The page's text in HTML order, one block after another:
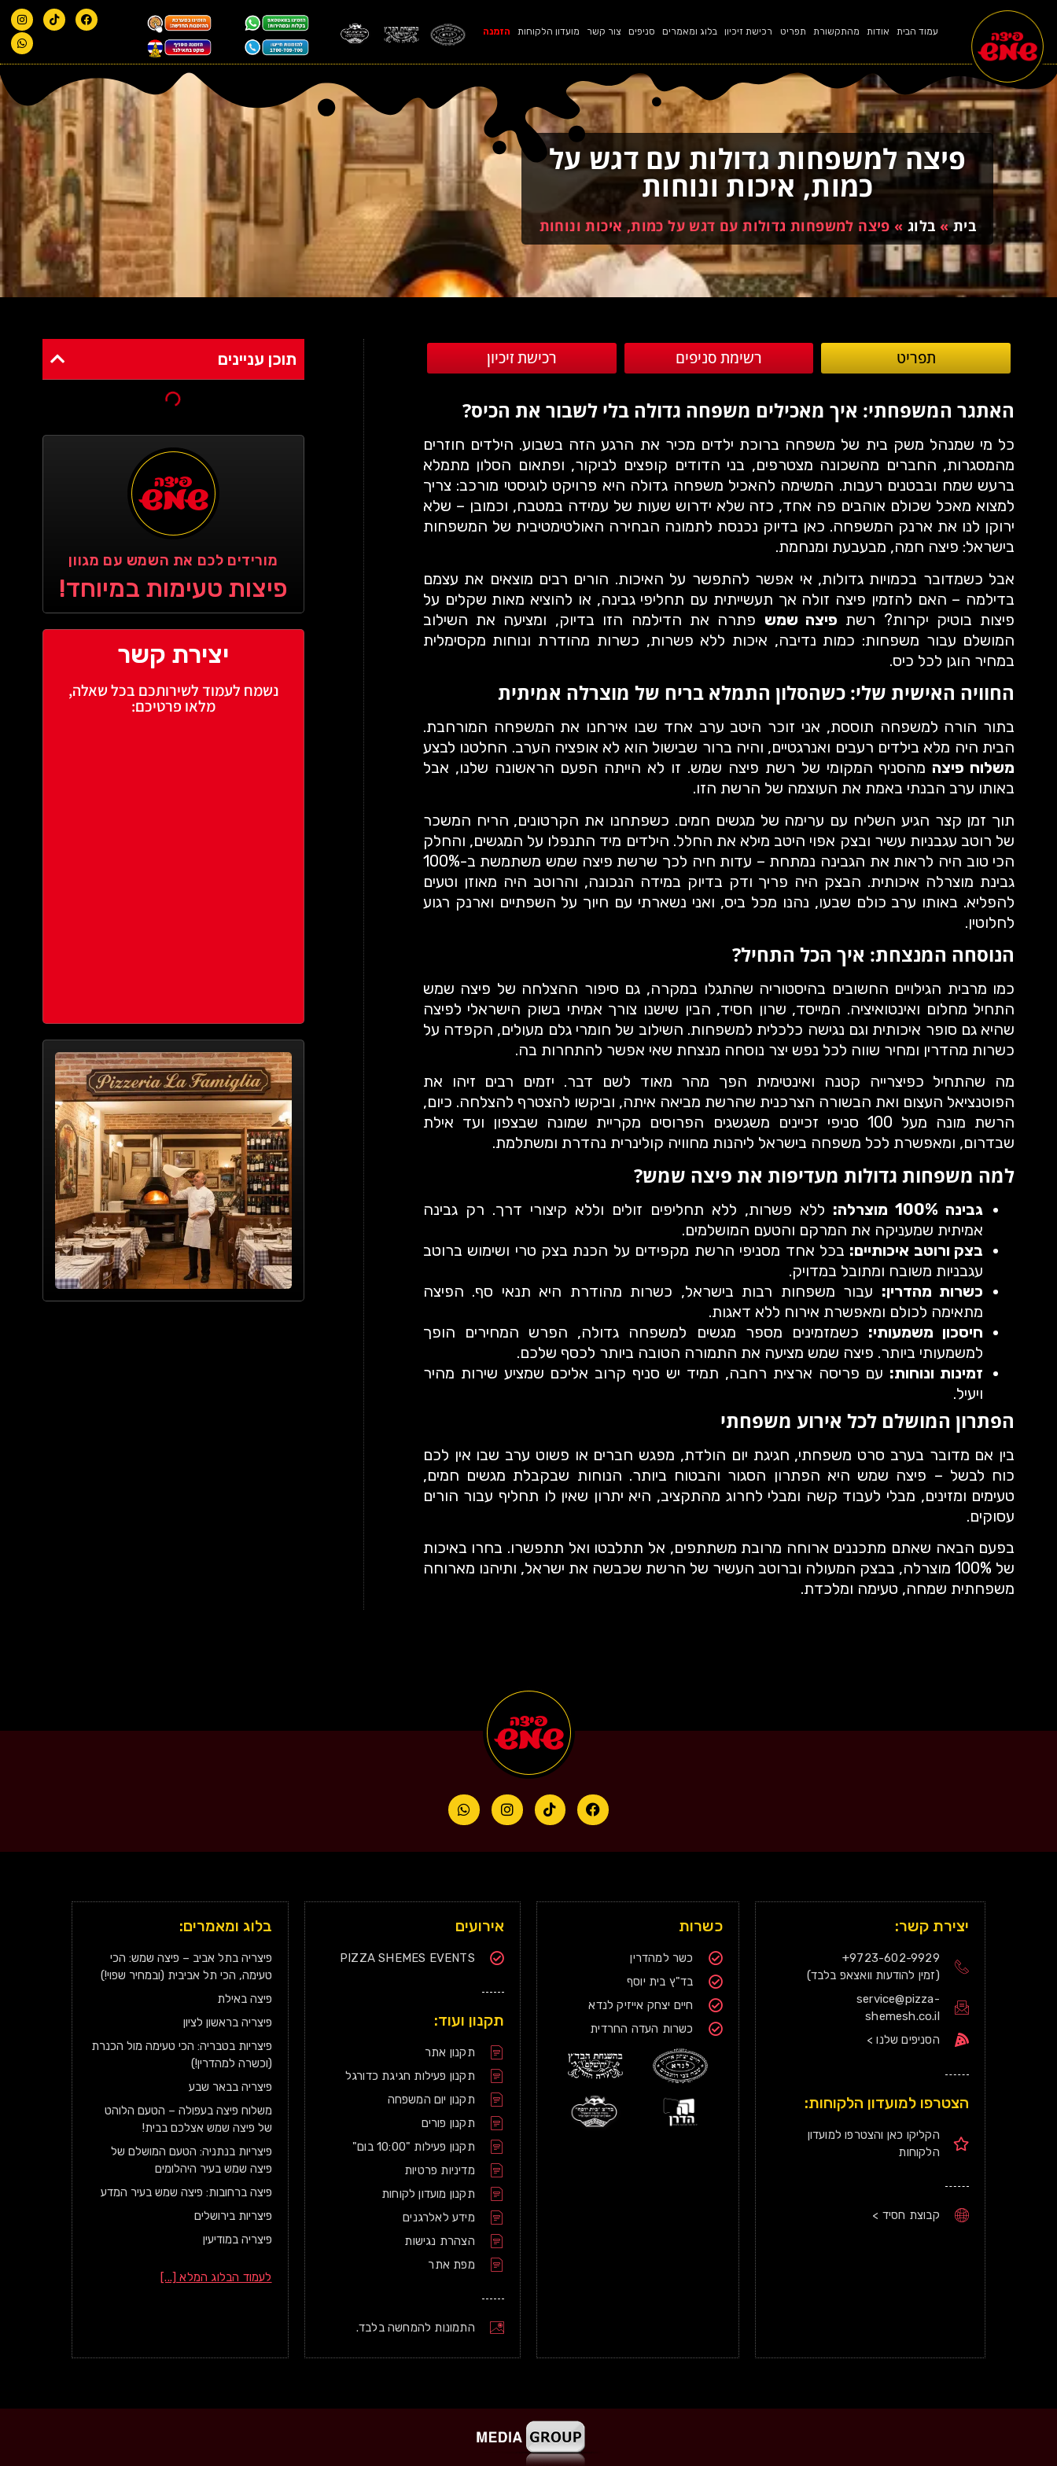
עמוד הבית אודות מהתקשורת תפריט רכישת זיכיון בלוג ומאמרים סניפים צור קשר מועדון הלקוחות הזמנה
פיצה למשפחות גדולות עם דגש על
כמות, איכות ונוחות
בית» בלוג» פיצה למשפחות גדולות עם דגש על כמות, איכות ונוחות
תפריט רשימת סניפים רכישת זיכיון
האתגר המשפחתי: איך מאכילים משפחה גדולה בלי לשבור את הכיס?
כל מי שמנהל משק בית של משפחה ברוכת ילדים מכיר את הרגע הזה בשבוע. הילדים חוזרים
מהמסגרות, החברים מהשכונה מצטרפים, בני הדודים קופצים לביקור, ופתאום הסלון מתמלא
ברעש שמח ובבטנים רעבות. המשימה להאכיל משפחה גדולה היא פרויקט לוגיסטי מורכב: צריך
למצוא מאכל שכולם אוהבים פה אחד, כזה שלא ידרוש שעות של עמידה במטבח, וכמובן – שלא
ירוקן לנו את ארנק המשפחה. כאן בדיוק נכנסת לתמונה הבחירה האולטימטיבית של המשפחות
בישראל: פיצה חמה, מבעבעת ומנחמת.
אבל כשמדובר בכמויות גדולות, אי אפשר להתפשר על האיכות. הורים רבים מוצאים את עצמם
בדילמה – האם להזמין פיצה זולה אך תעשייתית עם תחליפי גבינה, או להוציא מאות שקלים על
פיצות בוטיק יקרות? רשת פיצה שמש פתרה את הדילמה הזו בדיוק, ומציעה את השילוב
המושלם עבור משפחות: כמות נדיבה, איכות ללא פשרות, כשרות מהודרת ונוחות מקסימלית
במחיר הוגן לכל כיס.
החוויה האישית שלי: כשהסלון התמלא בריח של מוצרלה אמיתית
בתור הורה למשפחה תוססת, אני זוכר היטב ערב אחד שבו אירחנו את המשפחה המורחבת.
הבית היה מלא בילדים רעבים ואנרגטיים, והיה ברור שבישול הוא לא אופציה הערב. החלטנו לבצע
משלוח פיצה מהסניף המקומי של רשת פיצה שמש. זו לא הייתה הפעם הראשונה שלנו, אבל
באותו ערב הבנתי באמת את העוצמה של הרשת הזו.
תוך זמן קצר הגיע השליח עם ערימה של מגשים חמים. כשפתחנו את הקרטונים, הריח המשכר
של רוטב עגבניות עשיר ובצק אפוי היטב מילא את החלל. הילדים מיד התנפלו על המגשים, והחלק
הכי טוב היה לראות את הגבינה נמתחת – עדות חיה לכך שרשת פיצה שמש משתמשת ב-100%
גבינת מוצרלה איכותית. הבצק היה פריך ודק בדיוק במידה הנכונה, והרוטב היה מאוזן וטעים
להפליא. באותו ערב כולם שבעו, נהנו מכל ביס, ואני נשארתי עם חיוך על השפתיים וארנק רגוע
לחלוטין.
הנוסחה המנצחת: איך הכל התחיל?
כמו מרבית הגילויים החשובים בהיסטוריה שהתגלו במקרה, גם סיפור ההצלחה של פיצה שמש
התחיל מחלום ואינטואיציה. המייסד, שרון חסיד, הבין שישנו צורך אמיתי בשוק הישראלי לפיצה
שהיא גם סופר איכותית וגם נגישה כלכלית למשפחות. השילוב של חומרי גלם מעולים, הקפדה על
כשרות מהדרין ומחיר שווה לכל נפש יצר נוסחה מנצחת שאי אפשר להתחרות בה.
מה שהתחיל כפיצרייה קטנה ואינטימית הפך מהר מאוד לשם דבר. יזמים רבים זיהו את
הפוטנציאל העצום ואת הבשורה הצרכנית שהרשת מביאה איתה, וביקשו להצטרף להצלחה. כיום,
הרשת מונה מעל 100 סניפי זכיינים משגשגים הפרוסים מקריית שמונה שבצפון ועד אילת
שבדרום, ומאפשרת לכל משפחה בישראל ליהנות מחוויה קולינרית נהדרת ומשתלמת.
למה משפחות גדולות מעדיפות את פיצה שמש?
גבינה 100% מוצרלה:
ללא פשרות, ללא תחליפים זולים וללא קיצורי דרך. רק גבינה
אמיתית שמעניקה את המרקם והטעם המושלמים.
בצק ורוטב איכותיים: בכל אחד מסניפי הרשת מקפידים על הכנת בצק טרי ושימוש ברוטב
עגבניות משובח ומתובל במדויק.
כשרות מהדרין: עבור משפחות רבות בישראל, כשרות מהודרת היא תנאי סף. הפיצה
מתאימה לכולם ומאפשרת אירוח ללא דאגות.
חיסכון משמעותי: כשמזמינים מספר מגשים למשפחה גדולה, הפרש המחירים הופך
למשמעותי ביותר. פיצה שמש מציעה את התמורה הטובה ביותר לכסף שלכם.
זמינות ונוחות: עם פריסה ארצית רחבה, תמיד יש סניף קרוב אליכם שמציע שירות מהיר
ויעיל.
הפתרון המושלם לכל אירוע משפחתי
בין אם מדובר בערב סרט משפחתי, חגיגת יום הולדת, מפגש חברים או פשוט ערב שבו אין לכם
כוח לבשל – פיצה שמש היא הפתרון הסגור והבטוח ביותר. הנוחות שבקבלת מגשים חמים,
טעימים ומזינים, מבלי לעבוד קשה ומבלי לחרוג מהתקציב, היא יתרון שאין לו תחליף עבור הורים
עסוקים.
בפעם הבאה שאתם מתכננים ארוחה מרובת משתתפים, אל תתלבטו ואל תתפשרו. בחרו באיכות
של 100% מוצרלה, בבצק המעולה וברוטב העשיר של הרשת שכבשה את ישראל, ותיהנו מארוחה
משפחתית שמחה, טעימה ומלכדת.
תוכן עניינים
מורידים לכם את השמש עם מגוון
פיצות טעימות במיוחד!
יצירת קשר
נשמח לעמוד לשירותכם בכל שאלה,
מלאו פרטיכם:
יצירת קשר:
9723-602-9929+
(זמין להודעות וואצאפ בלבד)
service@pizza-
shemesh.co.il
הסניפים שלנו >
הצטרפו למועדון הלקוחות:
הקליקו כאן והצטרפו למועדון
הלקוחות
קבוצת חסיד >
כשרות
כשר למהדרין
בד"ץ בית יוסף
חיים יצחק אייזיק לנדא
כשרות העדה החרדית
אירועים
PIZZA SHEMES EVENTS
תקנון ועוד:
תקנון אתר
תקנון פעילות חגיגת כדורגל
תקנון יום המשפחה
תקנון פורים
תקנון פעילות "10:00 בום"
מדיניות פרטיות
תקנון מועדון לקוחות
מידע לאלרגנים
הצהרת נגישות
מפת אתר
התמונות להמחשה בלבד.
בלוג ומאמרים:
פיצריה בתל אביב – פיצה שמש: הכי
טעימה, הכי תל אביבית (ובמחיר שפוי!)
פיצה באילת
פיצריה בראשון לציון
פיצריות בטבריה: הכי טעימה מול הכנרת
(וכשרה למהדרין!)
פיצריה בבאר שבע
משלוח פיצה בעפולה – הטעם הלוהט
של פיצה שמש אצלכם בבית!
פיצריות בנתניה: הטעם המושלם של
פיצה שמש בעיר היהלומים
פיצה ברחובות: פיצה שמש בעיר המדע
פיצריות בירושלים
פיצריה במודיעין
לעמוד הבלוג המלא [...]